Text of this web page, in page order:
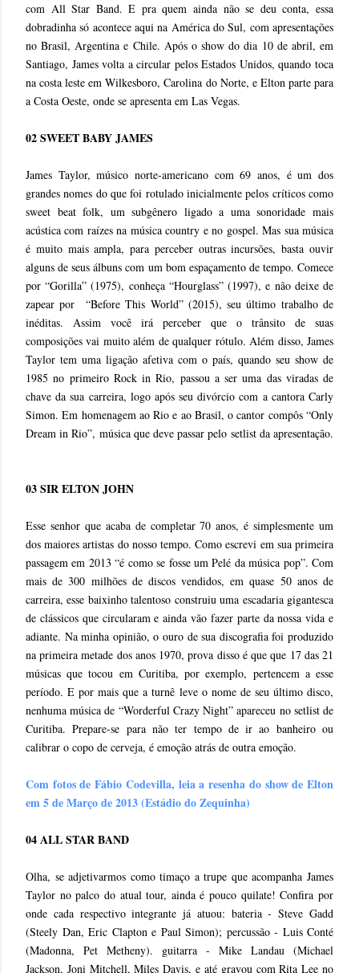
com All Star Band. E pra quem ainda não se deu conta, essa
dobradinha só acontece aqui na América do Sul, com apresentações
no Brasil, Argentina e Chile. Após o show do dia 10 de abril, em
Santiago, James volta a circular pelos Estados Unidos, quando toca
na costa leste em Wilkesboro, Carolina do Norte, e Elton parte para
a Costa Oeste, onde se apresenta em Las Vegas.
02 SWEET BABY JAMES
James Taylor, músico norte-americano com 69 anos, é um dos
grandes nomes do que foi rotulado inicialmente pelos críticos como
sweet beat folk, um subgênero ligado a uma sonoridade mais
acústica com raízes na música country e no gospel. Mas sua música
é muito mais ampla, para perceber outras incursões, basta ouvir
alguns de seus álbuns com um bom espaçamento de tempo. Comece
por “Gorilla” (1975), conheça “Hourglass” (1997), e não deixe de
zapear por “Before This World” (2015), seu último trabalho de
inéditas. Assim você irá perceber que o trânsito de suas
composições vai muito além de qualquer rótulo. Além disso, James
Taylor tem uma ligação afetiva com o país, quando seu show de
1985 no primeiro Rock in Rio, passou a ser uma das viradas de
chave da sua carreira, logo após seu divórcio com a cantora Carly
Simon. Em homenagem ao Rio e ao Brasil, o cantor compôs “Only
Dream in Rio”, música que deve passar pelo setlist da apresentação.
03 SIR ELTON JOHN
Esse senhor que acaba de completar 70 anos, é simplesmente um
dos maiores artistas do nosso tempo. Como escrevi em sua primeira
passagem em 2013 “é como se fosse um Pelé da música pop”. Com
mais de 300 milhões de discos vendidos, em quase 50 anos de
carreira, esse baixinho talentoso construiu uma escadaria gigantesca
de clássicos que circularam e ainda vão fazer parte da nossa vida e
adiante. Na minha opinião, o ouro de sua discografia foi produzido
na primeira metade dos anos 1970, prova disso é que que 17 das 21
músicas que tocou em Curitiba, por exemplo, pertencem a esse
período. E por mais que a turnê leve o nome de seu último disco,
nenhuma música de “Worderful Crazy Night” apareceu no setlist de
Curitiba. Prepare-se para não ter tempo de ir ao banheiro ou
calibrar o copo de cerveja, é emoção atrás de outra emoção.
Com fotos de Fábio Codevilla, leia a resenha do show de Elton
em 5 de Março de 2013 (Estádio do Zequinha)
04 ALL STAR BAND
Olha, se adjetivarmos como timaço a trupe que acompanha James
Taylor no palco do atual tour, ainda é pouco quilate! Confira por
onde cada respectivo integrante já atuou: bateria - Steve Gadd
(Steely Dan, Eric Clapton e Paul Simon); percussão - Luis Conté
(Madonna, Pet Metheny). guitarra - Mike Landau (Michael
Jackson, Joni Mitchell, Miles Davis, e até gravou com Rita Lee no